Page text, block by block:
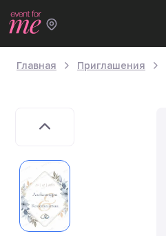
Главная Приглашения